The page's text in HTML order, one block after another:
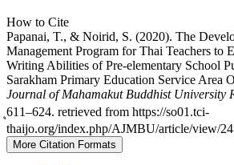
How to Cite
Papanai, T., & Noirid, S. (2020). The
Management Program for Thai Teachers to
Writing Abilities of Pre-elementary School
Sarakham Primary Education Service Area
Journal of Mahamakut Buddhist University
ุ611–624. retrieved from https://so01.tci-
thaijo.org/index.php/AJMBU/article/view/
More Citation Formats